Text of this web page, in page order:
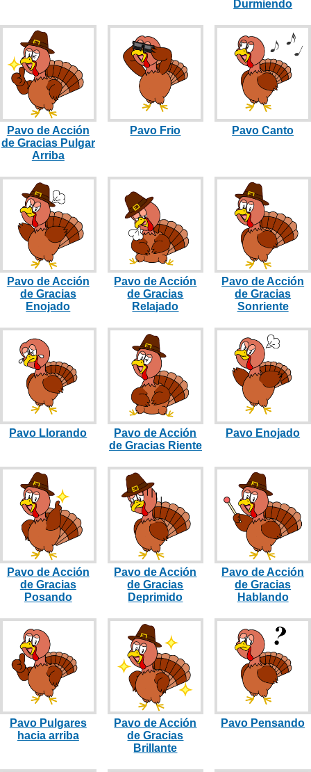
Durmiendo
Pavo de Acción
de Gracias Pulgar
Arriba
Pavo Frio Pavo Canto
Pavo de Acción
de Gracias
Enojado
Pavo de Acción
de Gracias
Relajado
Pavo de Acción
de Gracias
Sonriente
Pavo Llorando
Pavo de Acción
de Gracias Riente
Pavo Enojado
Pavo de Acción
de Gracias
Posando
Pavo de Acción
de Gracias
Deprimido
Pavo de Acción
de Gracias
Hablando
Pavo Pulgares
hacia arriba
Pavo de Acción
de Gracias
Brillante
Pavo Pensando